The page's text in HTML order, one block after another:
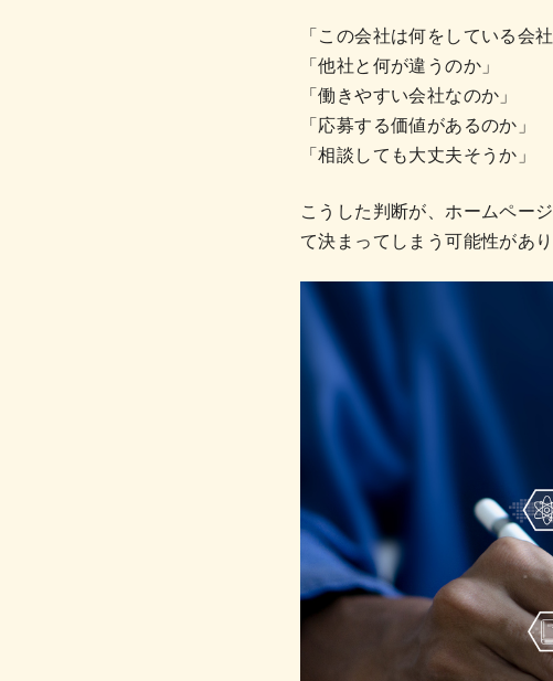
「この会社は何をしている会社
「他社と何が違うのか」
「働きやすい会社なのか」
「応募する価値があるのか」
「相談しても大丈夫そうか」
こうした判断が、ホームペー
て決まってしまう可能性があり